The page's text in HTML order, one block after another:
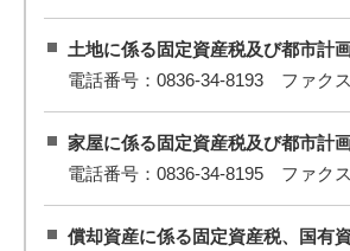
土地に係る固定資産税及び都市計
電話番号：0836-34-8193 ファク
家屋に係る固定資産税及び都市計
電話番号：0836-34-8195 ファク
償却資産に係る固定資産税、国有